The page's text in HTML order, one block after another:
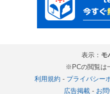
表示： モ
※PCの閲覧は
利用規約 - プライバシー
広告掲載- お